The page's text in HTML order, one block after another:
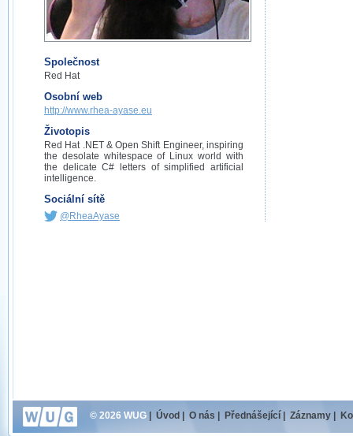
Společnost
Red Hat
Osobní web
http://www.rhea-ayase.eu
Životopis
Red Hat .NET & Open Shift Engineer, inspiring
the desolate whitespace of Linux world with
the delicate C# letters of simplified artificial
intelligence.
Sociální sítě
@RheaAyase
© 2026 WUG Úvod O nás Přednášející Záznamy